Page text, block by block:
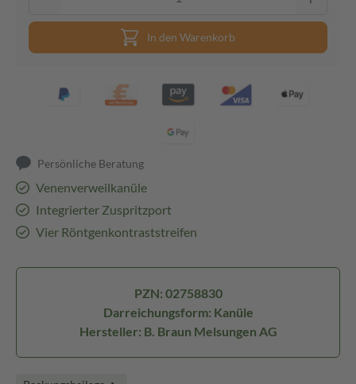
In den Warenkorb
Persönliche Beratung
Venenverweilkanüle
Integrierter Zuspritzport
Vier Röntgenkontraststreifen
PZN: 02758830
Darreichungsform: Kanüle
Hersteller: B. Braun Melsungen AG